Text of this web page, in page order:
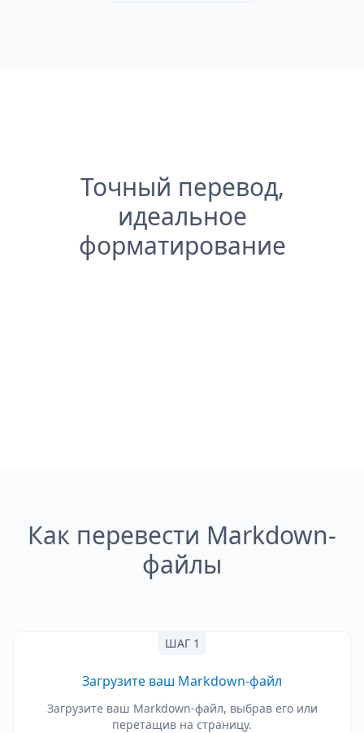
Точный перевод,
идеальное
форматирование
Как перевести Markdown-
файлы
ШАГ 1
Загрузите ваш Markdown-файл
Загрузите ваш Markdown-файл, выбрав его или
перетащив на страницу.